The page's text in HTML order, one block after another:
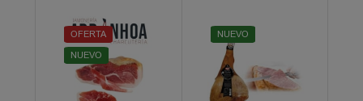
OFERTA
NUEVO
NUEVO